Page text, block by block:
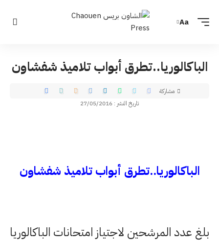
Aa
الباكالوريا..تطرق أبواب تلاميذ شفشاون
تاريخ النشر : 27/05/2016
مشاركة
الباكالوريا..تطرق أبواب تلاميذ شفشاون
بلغ عدد المرشحين لاجتياز امتحانات الباكالوريا